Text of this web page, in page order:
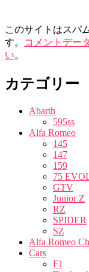
このサイトはスパ
す。
コメントデー
い。
カテゴリー
Abarth
595ss
Alfa Romeo
145
147
159
75
GTV
Junior Z
RZ
SPIDER
SZ
Alfa Romeo
Cars
F1